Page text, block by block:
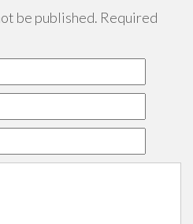
be published. Required